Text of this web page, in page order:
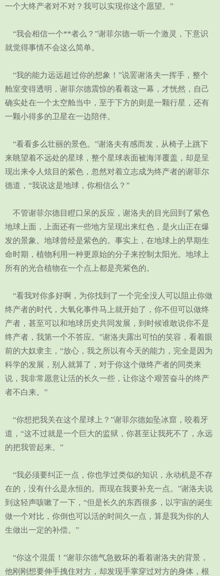
一个大终产者对不对？我可以实现你这个愿望。”
“我会相信一个**者么？”谢菲尔德一听一个激灵，下意识
就觉得事情不会这么简单。
“我的能力远远超过你的想象！”说罢谢洛夫一挥手，整个
舱室变得透明，谢菲尔德震惊的看着这一幕，才恍然，自己
确实处在一个太空舱当中，至于下方的则是一颗行星，还有
一颗小得多的卫星在一边陪伴。
“看看多么壮丽的景色。”谢洛夫有感而发，从椅子上跳下
来眺望着不远处的星球，整个星球表面被海洋覆盖，却是呈
现出来令人炫目的紫色，忽然对着立志成为终产者的谢菲尔
德道，“我说这是地球，你相信么？”
不管谢菲尔德目瞪口呆的反应，谢洛夫的目光回到了紫色
地球上面，上面还有一些地方呈现出来红色，是火山正在爆
发的景象。地球曾经是紫色的。事实上，在地球上的早期生
命时期，植物利用一种更原始的分子来控制太阳光。地球上
所有的光合植物在一个点上都是亮紫色的。
“看我对你多好啊，为你找到了一个完全没人可以阻止你做
终产者的时代，大氧化事件马上就开始了，你不但可以做终
产者，甚至可以和地球历史共同发展，到时候谁敢说你不是
终产者，我第一个不答应。”谢洛夫露出可怕的笑容，看着眼
前的大奴隶主，“放心，我之所以有今天的能力，完全是因为
科学的发展，别人就算了，对于你这个做终产者的同类来
说，我非常愿意让活的长久一些，让你这个艰苦奋斗的终产
者不白来。”
“你想把我关在这个星球上？”谢菲尔德如坠冰窟，咬着牙
道，“这不过就是一个巨大的监狱，你甚至让我死不了，永远
的把我管起来。”
“我必须要纠正一点，你也学过类似的知识，永动机是不存
在的，没有什么是永恒的。而现在我要补充一点。”谢洛夫说
到这轻声咳嗽了一下，“但是长久的东西很多，以宇宙的诞生
做一个对比，你倒也可以活的时间久一点，算是我为你的人
生做出一定的补偿。”
“你这个混蛋！”谢菲尔德气急败坏的看着谢洛夫的背景，
他刚刚想要伸手拽住对方，却发现手掌穿过对方的身体，根